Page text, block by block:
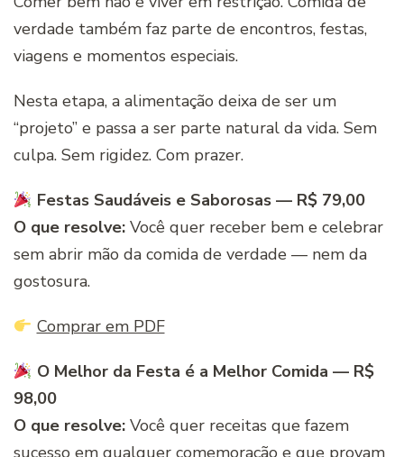
verdade também faz parte de encontros, festas,
viagens e momentos especiais.
Nesta etapa, a alimentação deixa de ser um
“projeto” e passa a ser parte natural da vida. Sem
culpa. Sem rigidez. Com prazer.
Festas Saudáveis e Saborosas — R$ 79,00
O que resolve: Você quer receber bem e celebrar
sem abrir mão da comida de verdade — nem da
gostosura.
Comprar em PDF
O Melhor da Festa é a Melhor Comida — R$
98,00
O que resolve: Você quer receitas que fazem